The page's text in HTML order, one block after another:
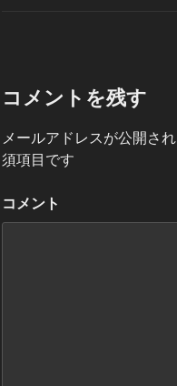
コメントを残す
メールアドレスが公開さ
須項目です
コメント